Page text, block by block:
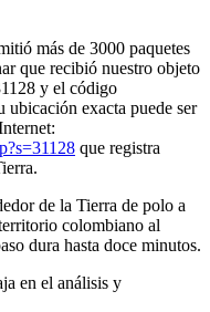
más de 3000 paquetes
que recibió nuestro objeto
y el código
exacta puede ser
que registra
de la Tierra de polo a
colombiano al
dura hasta doce minutos.
en el análisis y